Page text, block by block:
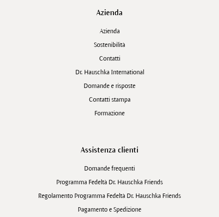
Azienda
Azienda
Sostenibilità
Contatti
Dr. Hauschka International
Domande e risposte
Contatti stampa
Formazione
Assistenza clienti
Domande frequenti
Programma Fedeltà Dr. Hauschka Friends
Regolamento Programma Fedeltà Dr. Hauschka Friends
Pagamento e Spedizione